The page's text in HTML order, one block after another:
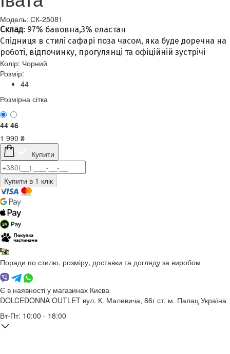
Модель: СК-25081
Склад: 97% бавовна,3% еластан
Спідниця в стилі сафарі поза часом, яка буде доречна на
роботі, відпочинку, прогулянці та офіційній зустрічі
Колір: Чорний
Розмір:
44
Розмірна сітка
44 46
1 990 ₴
Купити
Поради по стилю, розміру, доставки та догляду за виробом
Є в наявності у магазинах Києва
DOLCEDONNA OUTLET вул. К. Малевича, 86г ст. м. Палац Україна
Вт-Пт: 10:00 - 18:00